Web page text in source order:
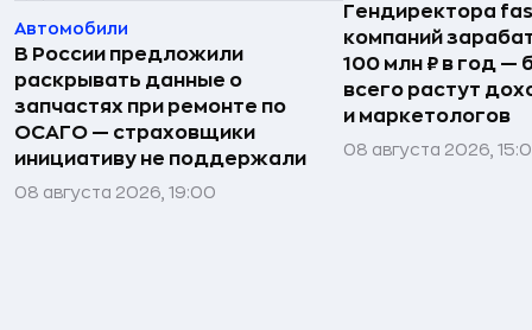
Автомобили
В России предложили
раскрывать данные о
запчастях при ремонте по
ОСАГО — страховщики
инициативу не поддержали
08 августа 2026, 19:00
Гендиректора
компаний
100 млн ₽ в год —
всего растут
и маркетологов
08 августа 2026,